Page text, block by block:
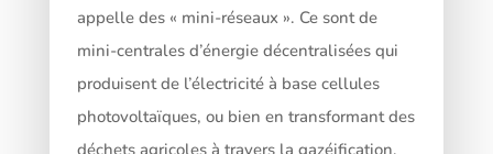
appelle des « mini-réseaux ». Ce sont de
mini-centrales d’énergie décentralisées qui
produisent de l’électricité à base cellules
photovoltaïques, ou bien en transformant des